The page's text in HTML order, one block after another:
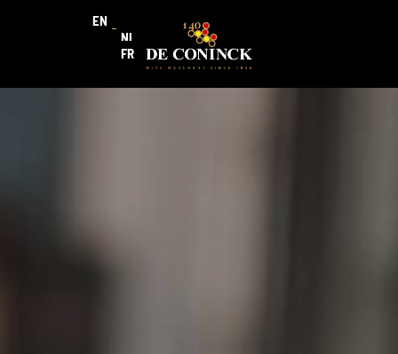
EN
NL
FR